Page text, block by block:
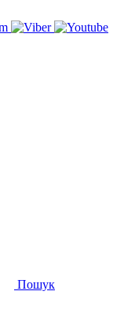
Пошук